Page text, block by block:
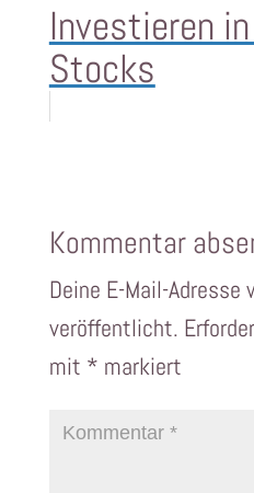
Investieren
Stocks
Kommentar
Deine E-Mail-Adresse
veröffentlicht.
mit * markiert